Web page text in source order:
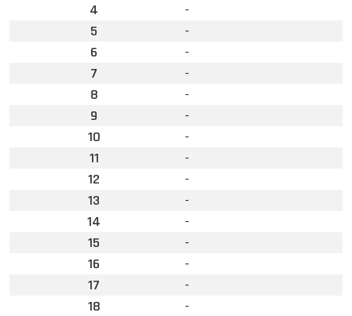
4
-
5
-
6
-
7
-
8
-
9
-
10
-
11
-
12
-
13
-
14
-
15
-
16
-
17
-
18
-